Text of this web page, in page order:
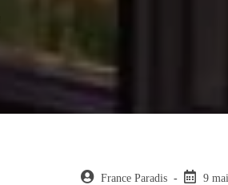
Auteur/autrice
France Paradis
Post 9